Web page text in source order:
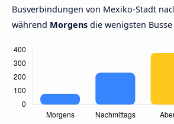
Busverbindungen von Mexiko-Stadt
während Morgens die wenigsten